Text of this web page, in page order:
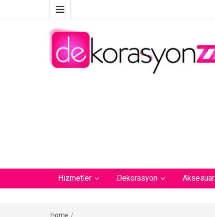
Hizmetler Dekorasyon Aksesuar
Home /